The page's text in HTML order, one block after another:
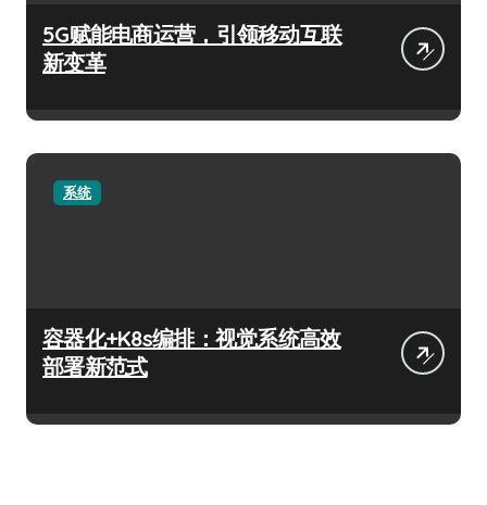
5G赋能电商运营，引领移动互联
新变革
系统
容器化+K8s编排：视觉系统高效
部署新范式